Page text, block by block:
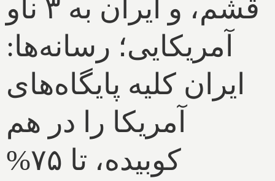
قشم، و ایران به ۳ ناو
آمریکایی؛ رسانه‌ها:
ایران کلیه پایگاه‌های
آمریکا را در هم
کوبیده، تا ۷۵%